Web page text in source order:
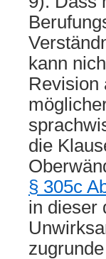
kann
Revision
die
§ 305c
in dieser